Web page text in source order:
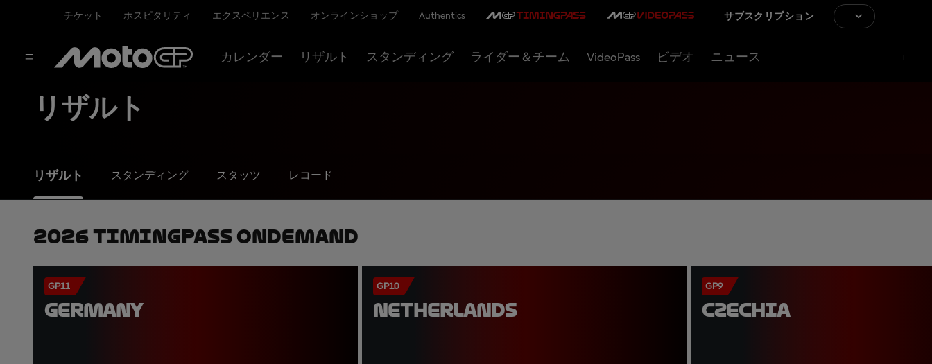
チケット ホスピタリティ エクスペリエンス オンラインショップ Authentics サブスクリプション
カレンダー リザルト スタンディング ライダー＆チーム VideoPass ビデオ ニュース
リザルト
リザルト スタンディング スタッツ レコード
2026 TimingPass OnDemand
GP11
GERMANY
GP10
NETHERLANDS
GP9
CZECHIA